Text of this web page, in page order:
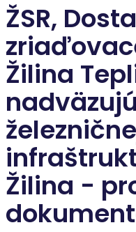
ŽSR,
Žilina
Žilina -